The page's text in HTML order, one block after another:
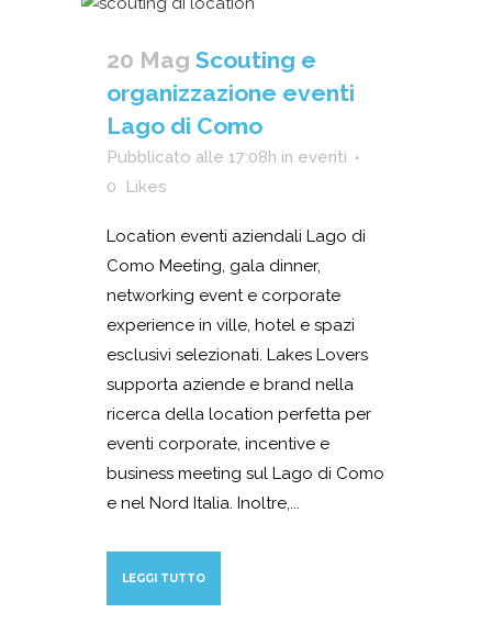
20 Mag Scouting e
organizzazione eventi
Lago di Como
Pubblicato alle 17:08h in eventi
0
Likes
Location eventi aziendali Lago di
Como Meeting, gala dinner,
networking event e corporate
experience in ville, hotel e spazi
esclusivi selezionati. Lakes Lovers
supporta aziende e brand nella
ricerca della location perfetta per
eventi corporate, incentive e
business meeting sul Lago di Como
e nel Nord Italia. Inoltre,...
LEGGI TUTTO